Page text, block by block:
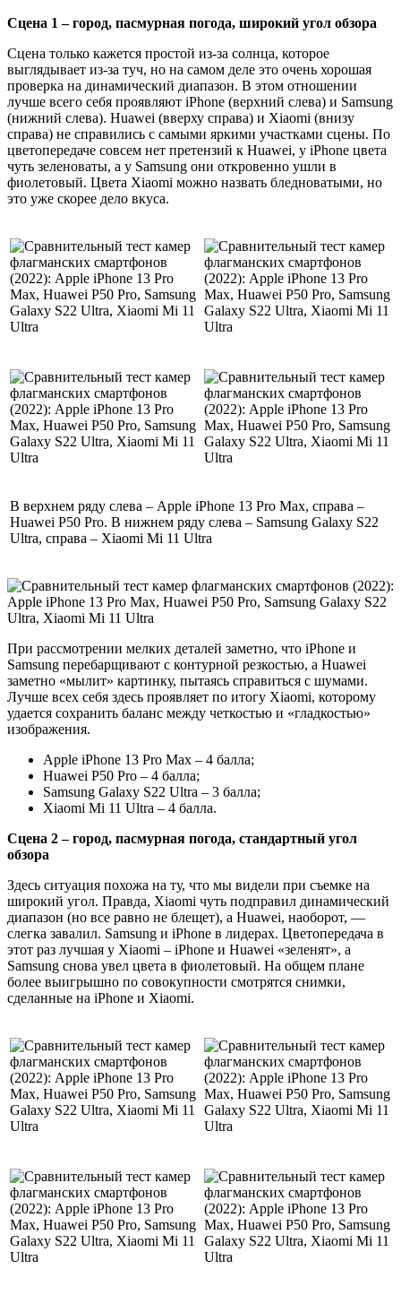
Сцена 1 – город, пасмурная погода, широкий угол обзора
Сцена только кажется простой из-за солнца, которое
выглядывает из-за туч, но на самом деле это очень хорошая
проверка на динамический диапазон. В этом отношении
лучше всего себя проявляют iPhone (верхний слева) и Samsung
(нижний слева). Huawei (вверху справа) и Xiaomi (внизу
справа) не справились с самыми яркими участками сцены. По
цветопередаче совсем нет претензий к Huawei, у iPhone цвета
чуть зеленоваты, а у Samsung они откровенно ушли в
фиолетовый. Цвета Xiaomi можно назвать бледноватыми, но
это уже скорее дело вкуса.
В верхнем ряду слева – Apple iPhone 13 Pro Max, справа –
Huawei P50 Pro. В нижнем ряду слева – Samsung Galaxy S22
Ultra, справа – Xiaomi Mi 11 Ultra
При рассмотрении мелких деталей заметно, что iPhone и
Samsung перебарщивают с контурной резкостью, а Huawei
заметно «мылит» картинку, пытаясь справиться с шумами.
Лучше всех себя здесь проявляет по итогу Xiaomi, которому
удается сохранить баланс между четкостью и «гладкостью»
изображения.
Apple iPhone 13 Pro Max – 4 балла;
Huawei P50 Pro – 4 балла;
Samsung Galaxy S22 Ultra – 3 балла;
Xiaomi Mi 11 Ultra – 4 балла.
Сцена 2 – город, пасмурная погода, стандартный угол
обзора
Здесь ситуация похожа на ту, что мы видели при съемке на
широкий угол. Правда, Xiaomi чуть подправил динамический
диапазон (но все равно не блещет), а Huawei, наоборот, —
слегка завалил. Samsung и iPhone в лидерах. Цветопередача в
этот раз лучшая у Xiaomi – iPhone и Huawei «зеленят», а
Samsung снова увел цвета в фиолетовый. На общем плане
более выигрышно по совокупности смотрятся снимки,
сделанные на iPhone и Xiaomi.